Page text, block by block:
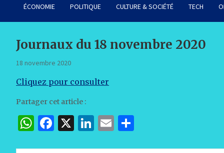
ÉCONOMIE POLITIQUE CULTURE & SOCIÉTÉ TECH
Journaux du 18 novembre 2020
18 novembre 2020
Cliquez pour consulter
Partager cet article :
W F
X
Li E